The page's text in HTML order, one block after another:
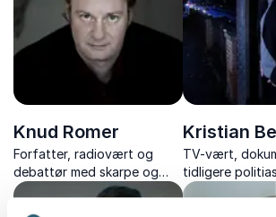
Knud Romer
Forfatter, radiovært og
debattør med skarpe og
underholdende foredrag om
Kristian
TV-vært,
tidligere
et ærligt og
indblik i